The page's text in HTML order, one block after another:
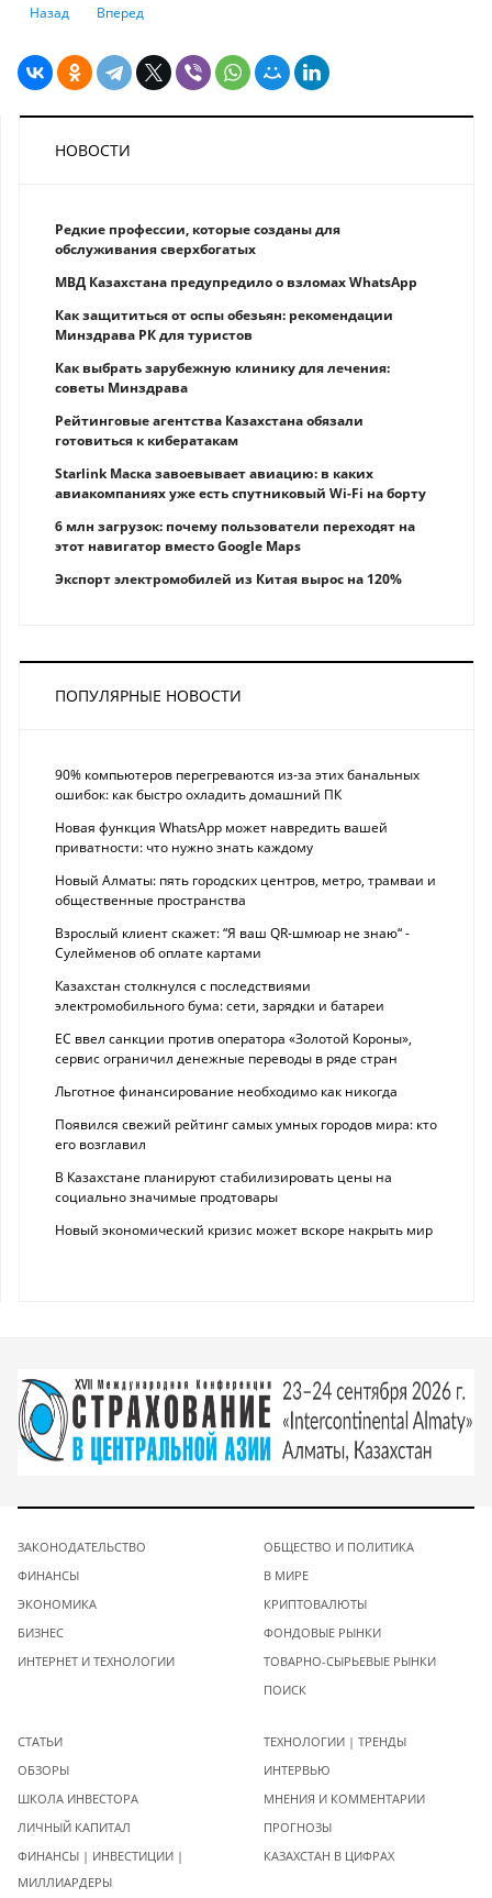
Предыдущий: Bloomberg: зарплаты IT-специалистов в США не
Назад Следующий: Чей мобильный банк самый-самый? —
Вперед
НОВОСТИ
Редкие профессии, которые созданы для
обслуживания сверхбогатых
МВД Казахстана предупредило о взломах WhatsApp
Как защититься от оспы обезьян: рекомендации
Минздрава РК для туристов
Как выбрать зарубежную клинику для лечения:
советы Минздрава
Рейтинговые агентства Казахстана обязали
готовиться к кибератакам
Starlink Маска завоевывает авиацию: в каких
авиакомпаниях уже есть спутниковый Wi-Fi на борту
6 млн загрузок: почему пользователи переходят на
этот навигатор вместо Google Maps
Экспорт электромобилей из Китая вырос на 120%
ПОПУЛЯРНЫЕ НОВОСТИ
90% компьютеров перегреваются из-за этих банальных
ошибок: как быстро охладить домашний ПК
Новая функция WhatsApp может навредить вашей
приватности: что нужно знать каждому
Новый Алматы: пять городских центров, метро, трамваи и
общественные пространства
Взрослый клиент скажет: “Я ваш QR-шмюар не знаю“ -
Сулейменов об оплате картами
Казахстан столкнулся с последствиями
электромобильного бума: сети, зарядки и батареи
ЕС ввел санкции против оператора «Золотой Короны»,
сервис ограничил денежные переводы в ряде стран
Льготное финансирование необходимо как никогда
Появился свежий рейтинг самых умных городов мира: кто
его возглавил
В Казахстане планируют стабилизировать цены на
социально значимые продтовары
Новый экономический кризис может вскоре накрыть мир
ЗАКОНОДАТЕЛЬСТВО
ФИНАНСЫ
ЭКОНОМИКА
БИЗНЕС
ИНТЕРНЕТ И ТЕХНОЛОГИИ
ОБЩЕСТВО И ПОЛИТИКА
В МИРЕ
КРИПТОВАЛЮТЫ
ФОНДОВЫЕ РЫНКИ
ТОВАРНО-СЫРЬЕВЫЕ РЫНКИ
ПОИСК
СТАТЬИ
ОБЗОРЫ
ШКОЛА ИНВЕСТОРА
ЛИЧНЫЙ КАПИТАЛ
ФИНАНСЫ | ИНВЕСТИЦИИ |
МИЛЛИАРДЕРЫ
ТЕХНОЛОГИИ | ТРЕНДЫ
ИНТЕРВЬЮ
МНЕНИЯ И КОММЕНТАРИИ
ПРОГНОЗЫ
КАЗАХСТАН В ЦИФРАХ